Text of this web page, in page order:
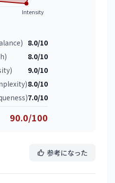
Intensity
8.0/10
8.0/10
9.0/10
8.0/10
7.0/10
90.0/100
参考になった